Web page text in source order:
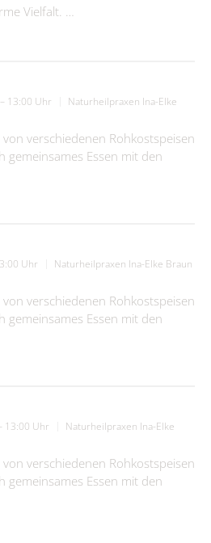
Vielfalt. …
13:00 Uhr
Naturheilpraxen Ina-Elke
verschiedenen Rohkostspeisen
gemeinsames Essen mit den
Uhr
Naturheilpraxen Ina-Elke Braun
verschiedenen Rohkostspeisen
gemeinsames Essen mit den
13:00 Uhr
Naturheilpraxen Ina-Elke
verschiedenen Rohkostspeisen
gemeinsames Essen mit den